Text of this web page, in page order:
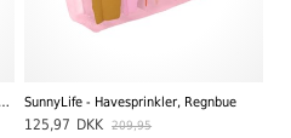
SunnyLife - Luftmadras Til Pool, Surfbræt Desert Palms, Powder Pink SunnyLife - Havesprinkler, Regnbue
125,97 DKK 209,95